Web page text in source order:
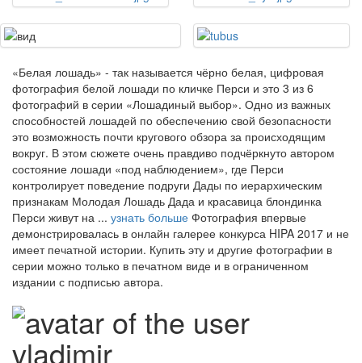
«Белая лошадь» - так называется чёрно белая, цифровая
фотография белой лошади по кличке Перси и это 3 из 6
фотографий в серии «Лошадиный выбор». Одно из важных
способностей лошадей по обеспечению свой безопасности
это возможность почти кругового обзора за происходящим
вокруг. В этом сюжете очень правдиво подчёркнуто автором
состояние лошади «под наблюдением», где Перси
контролирует поведение подруги Дады по иерархическим
признакам Молодая Лошадь Дада и красавица блондинка
Перси живут на ... узнать больше Фотография впервые
демонстрировалась в онлайн галерее конкурса HIPA 2017 и не
имеет печатной истории. Купить эту и другие фотографии в
серии можно только в печатном виде и в ограниченном
издании с подписью автора.